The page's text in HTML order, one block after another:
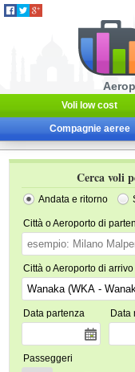
Voli low cost
Compagnie aeree
Cerca voli
Andata e ritorno
Città o Aeroporto di
Città o Aeroporto di arrivo
Data partenza Data
Passeggeri